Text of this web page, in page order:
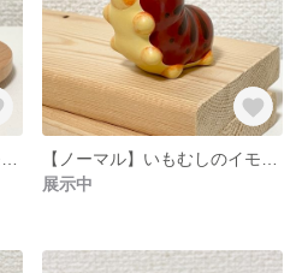
展示中